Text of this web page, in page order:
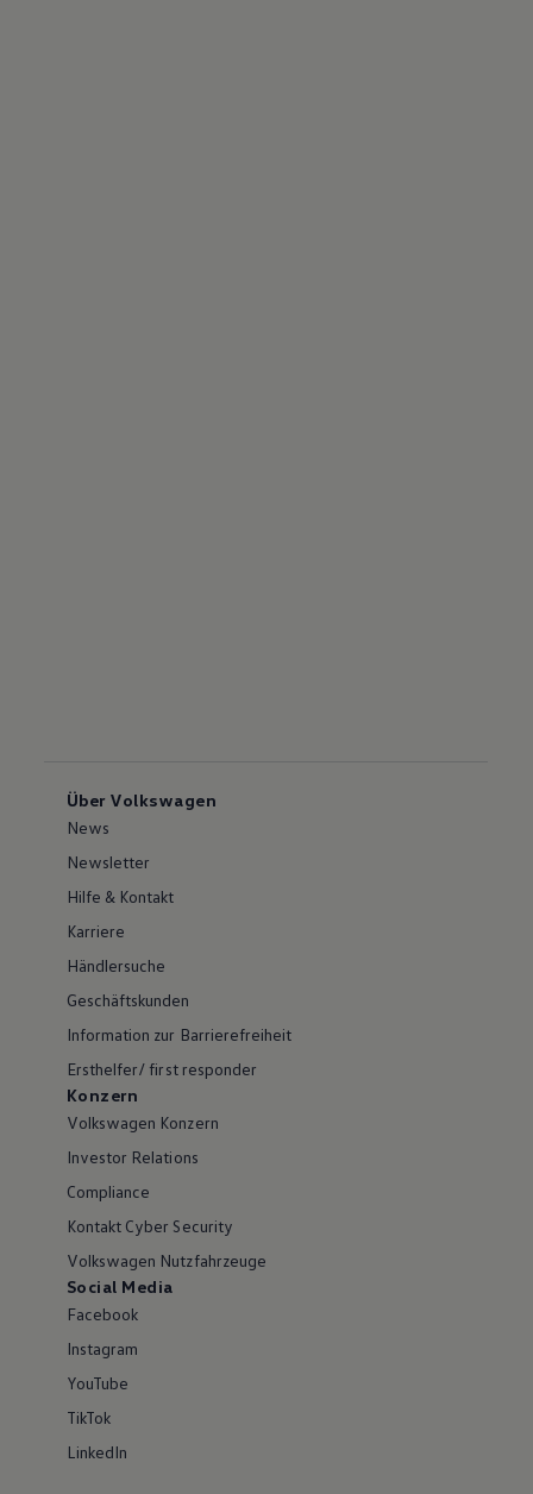
Über Volkswagen
News
Newsletter
Hilfe & Kontakt
Karriere
Händlersuche
Geschäftskunden
Information zur Barrierefreiheit
Ersthelfer/ first responder
Konzern
Volkswagen Konzern
Investor Relations
Compliance
Kontakt Cyber Security
Volkswagen Nutzfahrzeuge
Social Media
Facebook
Instagram
YouTube
TikTok
LinkedIn